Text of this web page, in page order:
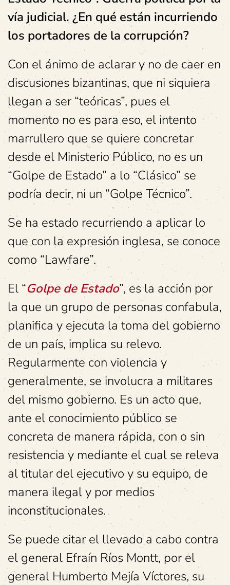
vía judicial. ¿En qué están incurriendo
los portadores de la corrupción?
Con el ánimo de aclarar y no de caer en
discusiones bizantinas, que ni siquiera
llegan a ser “teóricas”, pues el
momento no es para eso, el intento
marrullero que se quiere concretar
desde el Ministerio Público, no es un
“Golpe de Estado” a lo “Clásico” se
podría decir, ni un “Golpe Técnico”.
Se ha estado recurriendo a aplicar lo
que con la expresión inglesa, se conoce
como “Lawfare”.
El “Golpe de Estado”, es la acción por
la que un grupo de personas confabula,
planifica y ejecuta la toma del gobierno
de un país, implica su relevo.
Regularmente con violencia y
generalmente, se involucra a militares
del mismo gobierno. Es un acto que,
ante el conocimiento público se
concreta de manera rápida, con o sin
resistencia y mediante el cual se releva
al titular del ejecutivo y su equipo, de
manera ilegal y por medios
inconstitucionales.
Se puede citar el llevado a cabo contra
el general Efraín Ríos Montt, por el
general Humberto Mejía Víctores, su